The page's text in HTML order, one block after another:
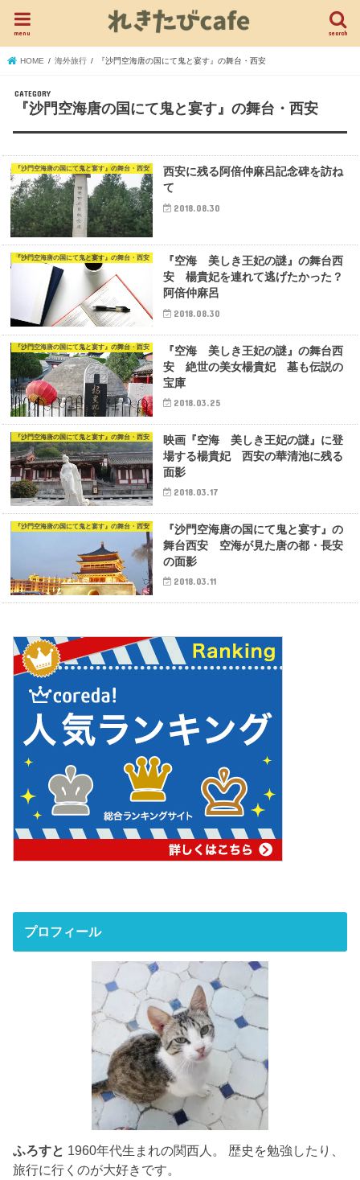
search
menu
HOME 海外旅行 『沙門空海唐の国にて鬼と宴す』の舞台・西安
『沙門空海唐の国にて鬼と宴す』の舞台・西安
『沙門空海唐の国にて鬼と宴す』の舞台・西安
西安に残る阿倍仲麻呂記念碑を訪ね
て
2018.08.30
『沙門空海唐の国にて鬼と宴す』の舞台・西安
『空海 美しき王妃の謎』の舞台西
安 楊貴妃を連れて逃げたかった？
阿倍仲麻呂
2018.08.30
『沙門空海唐の国にて鬼と宴す』の舞台・西安
『空海 美しき王妃の謎』の舞台西
安 絶世の美女楊貴妃 墓も伝説の
宝庫
2018.03.25
『沙門空海唐の国にて鬼と宴す』の舞台・西安
映画『空海 美しき王妃の謎』に登
場する楊貴妃 西安の華清池に残る
面影
2018.03.17
『沙門空海唐の国にて鬼と宴す』の舞台・西安
『沙門空海唐の国にて鬼と宴す』の
舞台西安 空海が見た唐の都・長安
の面影
2018.03.11
プロフィール
ふろすと 1960年代生まれの関西人。 歴史を勉強したり、
旅行に行くのが大好きです。